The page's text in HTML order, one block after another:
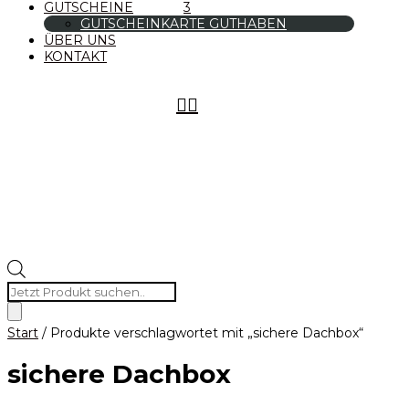
GUTSCHEINE
GUTSCHEINKARTE GUTHABEN
ÜBER UNS
KONTAKT
Products
search

Start / Produkte verschlagwortet mit „sichere Dachbox“
sichere Dachbox